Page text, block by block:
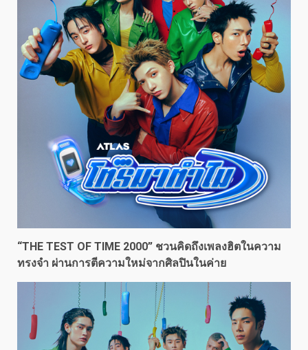
“THE TEST OF TIME 2000” ชวนคิดถึงเพลงฮิตในความ
ทรงจำ ผ่านการตีความใหม่จากศิลปินในค่าย